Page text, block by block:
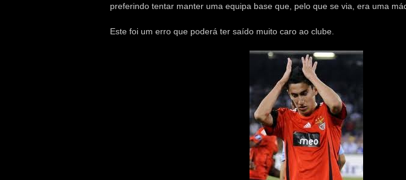
preferindo tentar manter uma equipa base que, pelo que se via, era uma
Este foi um erro que poderá ter saído muito caro ao clube.